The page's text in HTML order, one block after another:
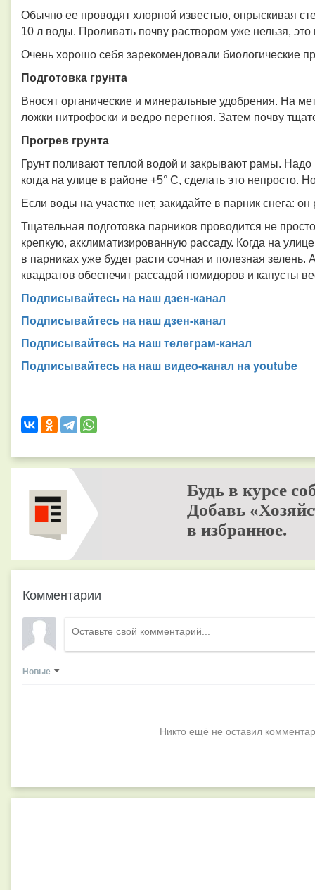
Обычно ее проводят хлорной известью, опрыскивая
10 л воды. Проливать почву раствором уже нельзя,
Очень хорошо себя зарекомендовали биологические
Подготовка грунта
Вносят органические и минеральные удобрения. На
ложки нитрофоски и ведро перегноя. Затем почву
Прогрев грунта
Грунт поливают теплой водой и закрывают рамы.
когда на улице в районе +5° С, сделать это непросто.
Если воды на участке нет, закидайте в парник снега:
Тщательная подготовка парников проводится не
крепкую, акклиматизированную рассаду. Когда на
в парниках уже будет расти сочная и полезная
квадратов обеспечит рассадой помидоров и капусты
Подписывайтесь на наш дзен-канал
Подписывайтесь на наш дзен-канал
Подписывайтесь на наш телеграм-канал
Подписывайтесь на наш видео-канал на youtube
Будь в курсе
Добавь
в избранное.
Комментарии
Новые
Никто ещё не оставил